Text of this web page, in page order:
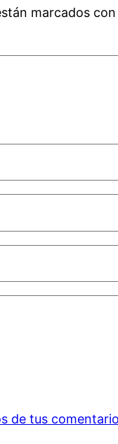
marcados
de tus